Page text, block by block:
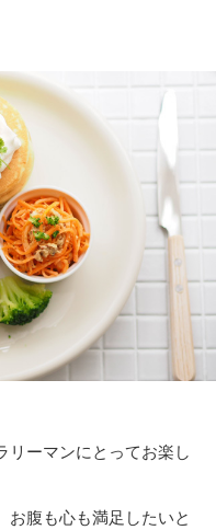
リーマンにとってお楽し
お腹も心も満足したいと